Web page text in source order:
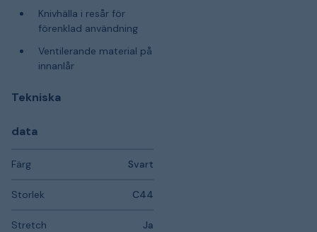
Knivhälla i resår för
förenklad användning
Ventilerande material på
innanlår
Tekniska
data
Färg Svart
Storlek C44
Stretch Ja